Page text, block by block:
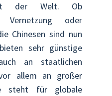
der Welt. Ob
Vernetzung oder
Chinesen sind nun
sehr günstige
an staatlichen
allem an großer
steht für globale